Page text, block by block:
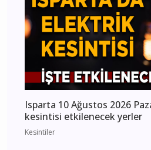
Isparta 10 Ağustos 2026
kesintisi etkilenecek yerler
Kesintiler